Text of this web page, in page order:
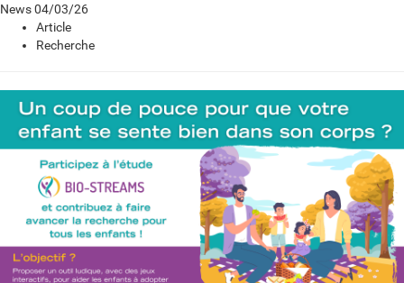
News04/03/26
Article
Recherche